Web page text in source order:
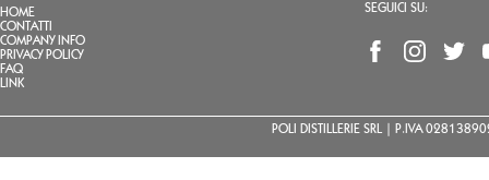
HOME
CONTATTI
COMPANY INFO
PRIVACY POLICY
FAQ
LINK
SEGUICI SU:
POLI DISTILLERIE SRL | P.IVA